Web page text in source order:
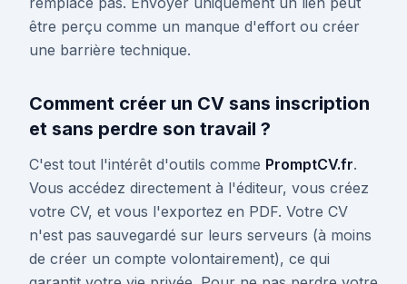
être perçu comme un manque d'effort ou créer
une barrière technique.
Comment créer un CV sans inscription
et sans perdre son travail ?
C'est tout l'intérêt d'outils comme PromptCV.fr.
Vous accédez directement à l'éditeur, vous créez
votre CV, et vous l'exportez en PDF. Votre CV
n'est pas sauvegardé sur leurs serveurs (à moins
de créer un compte volontairement), ce qui